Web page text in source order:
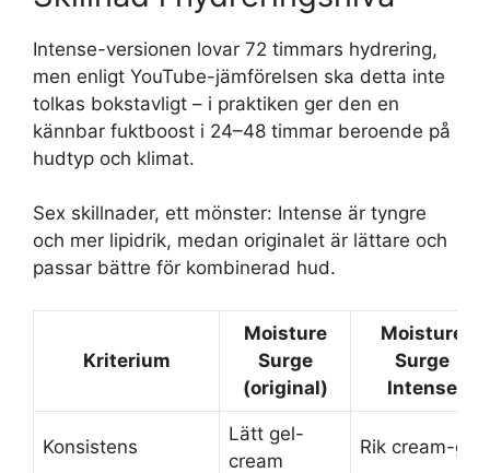
Intense-versionen lovar 72 timmars hydrering,
men enligt YouTube-jämförelsen ska detta inte
tolkas bokstavligt – i praktiken ger den en
kännbar fuktboost i 24–48 timmar beroende på
hudtyp och klimat.
Sex skillnader, ett mönster: Intense är tyngre
och mer lipidrik, medan originalet är lättare och
passar bättre för kombinerad hud.
Kriterium
Moisture
Surge
(original)
Moisture
Surge
Intense
Konsistens
Lätt gel-
cream
Rik cream-gel